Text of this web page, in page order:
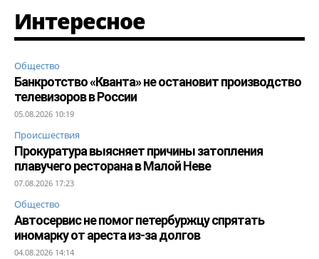
Интересное
Общество
Банкротство «Кванта» не остановит производство
телевизоров в России
05.08.2026 10:19
Происшествия
Прокуратура выясняет причины затопления
плавучего ресторана в Малой Неве
07.08.2026 17:23
Общество
Автосервис не помог петербуржцу спрятать
иномарку от ареста из-за долгов
04.08.2026 14:14